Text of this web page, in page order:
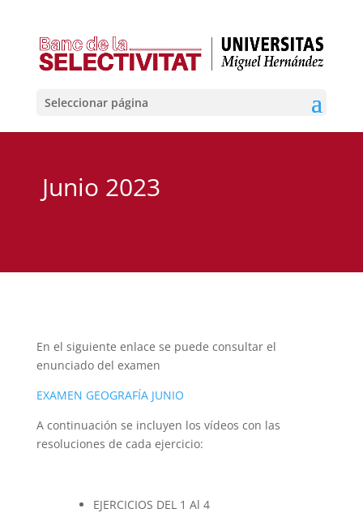
Seleccionar página
Junio 2023
En el siguiente enlace se puede consultar el
enunciado del examen
EXAMEN GEOGRAFÍA JUNIO
A continuación se incluyen los vídeos con las
resoluciones de cada ejercicio:
EJERCICIOS DEL 1 Al 4